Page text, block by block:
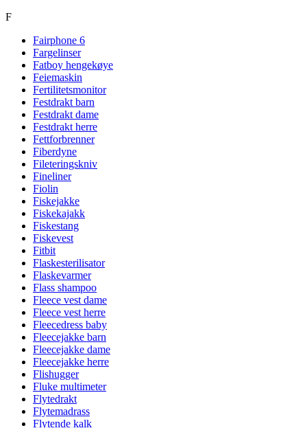
F
Fairphone 6
Fargelinser
Fatboy hengekøye
Feiemaskin
Fertilitetsmonitor
Festdrakt barn
Festdrakt dame
Festdrakt herre
Fettforbrenner
Fiberdyne
Fileteringskniv
Fineliner
Fiolin
Fiskejakke
Fiskekajakk
Fiskestang
Fiskevest
Fitbit
Flaskesterilisator
Flaskevarmer
Flass shampoo
Fleece vest dame
Fleece vest herre
Fleecedress baby
Fleecejakke barn
Fleecejakke dame
Fleecejakke herre
Flishugger
Fluke multimeter
Flytedrakt
Flytemadrass
Flytende kalk